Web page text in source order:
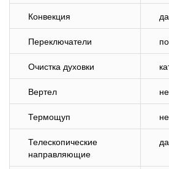
Конвекция да
Переключатели
Очистка духовки
Вертел
Термощуп
Телескопические
направляющие
да